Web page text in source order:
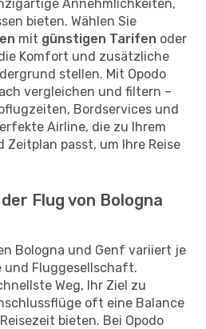
Annehmlichkeiten,
bieten. Wählen Sie
mit günstigen Tarifen oder
Komfort und zusätzliche
stellen. Mit Opodo
vergleichen und filtern –
Bordservices und
Airline, die zu Ihrem
Zeitplan passt, um Ihre Reise
Flug von Bologna
Bologna und Genf variiert je
und Fluggesellschaft.
Weg, Ihr Ziel zu
oft eine Balance
bieten. Bei Opodo